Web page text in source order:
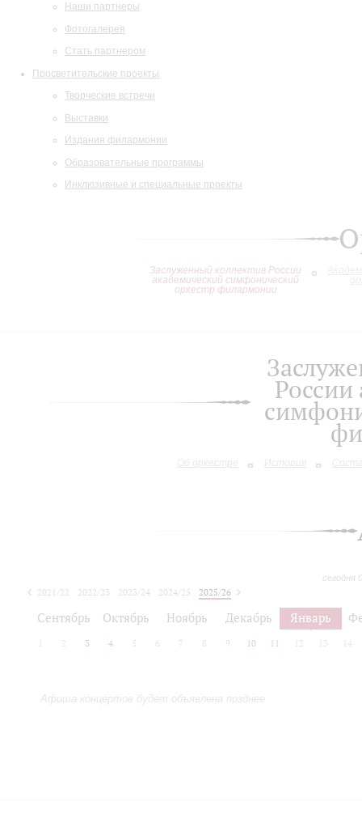
Наши партнеры
Фотогалерея
Стать партнером
Просветительские проекты
Творческие встречи
Выставки
Издания филармонии
Образовательные программы
Инклюзивные и специальные проекты
Заслуженный коллектив России
академический симфонический
оркестр филармонии
Об оркестре История
сегодня
2021/22 2022/23 2023/24 2024/25
2025/26
Сентябрь Октябрь Ноябрь Декабрь Январь
2 3 4 5 6 7 8 9 10 11 12 13 14
Афиша концертов будет объявлена позднее